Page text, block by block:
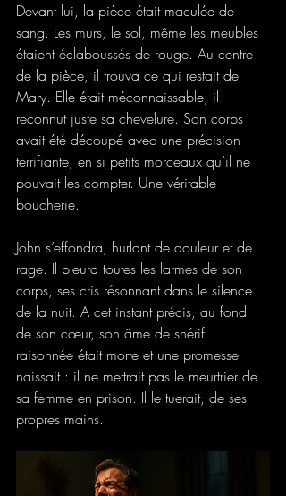
Devant lui, la pièce était maculée de
sang. Les murs, le sol, même les meubles
étaient éclaboussés de rouge. Au centre
de la pièce, il trouva ce qui restait de
Mary. Elle était méconnaissable, il
reconnut juste sa chevelure. Son corps
avait été découpé avec une précision
terrifiante, en si petits morceaux qu’il ne
pouvait les compter. Une véritable
boucherie.
John s’effondra, hurlant de douleur et de
rage. Il pleura toutes les larmes de son
corps, ses cris résonnant dans le silence
de la nuit. A cet instant précis, au fond
de son cœur, son âme de shérif
raisonnée était morte et une promesse
naissait : il ne mettrait pas le meurtrier de
sa femme en prison. Il le tuerait, de ses
propres mains.